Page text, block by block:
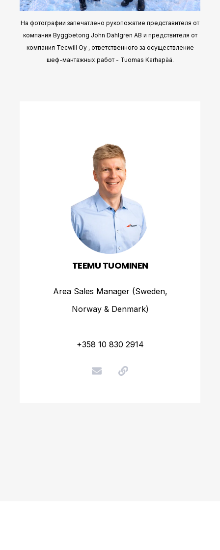
На фотографии запечатлено рукопожатие представителя от
компания Byggbetong John Dahlgren AB и предствителя от
компания Tecwill Oy , ответственного за осуществление
шеф-мантажных работ - Tuomas Karhapää.
TEEMU TUOMINEN
Area Sales Manager (Sweden,
Norway & Denmark)
+358 10 830 2914